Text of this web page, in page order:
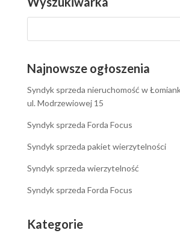
Najnowsze ogłoszenia
Syndyk sprzeda nieruchomość w
ul. Modrzewiowej 15
Syndyk sprzeda Forda Focus
Syndyk sprzeda pakiet wierzytelności
Syndyk sprzeda wierzytelność
Syndyk sprzeda Forda Focus
Kategorie